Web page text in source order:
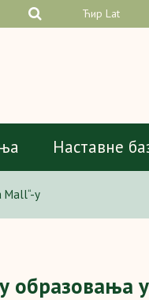
Ћир Lat
Наставне
Mall“-у
образовања у